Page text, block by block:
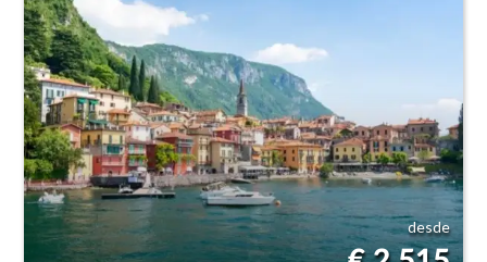
desde